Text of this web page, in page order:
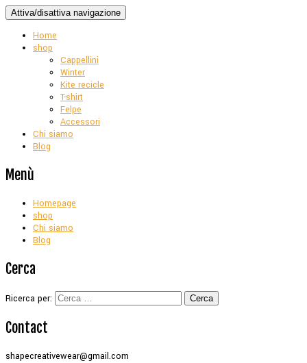
Attiva/disattiva navigazione
Home
shop
Cappellini
Winter
Kite recicle
T-shirt
Felpe
Accessori
Chi siamo
Blog
Menù
Homepage
shop
Chi siamo
Blog
Cerca
Ricerca per:
Contact
shapecreativewear@gmail.com